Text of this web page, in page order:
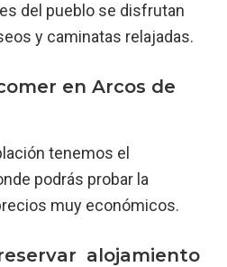
del pueblo se disfrutan
y caminatas relajadas.
en Arcos de
tenemos el
podrás probar la
muy económicos.
alojamiento